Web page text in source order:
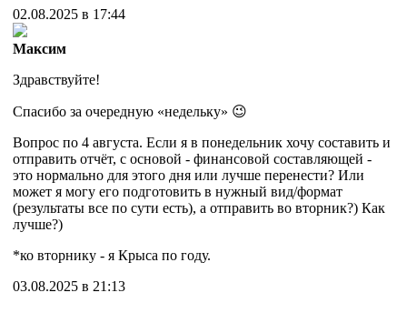
02.08.2025 в 17:44
Максим
Здравствуйте!
Спасибо за очередную «недельку» 😉
Вопрос по 4 августа. Если я в понедельник хочу составить и
отправить отчёт, с основой - финансовой составляющей -
это нормально для этого дня или лучше перенести? Или
может я могу его подготовить в нужный вид/формат
(результаты все по сути есть), а отправить во вторник?) Как
лучше?)
*ко вторнику - я Крыса по году.
03.08.2025 в 21:13